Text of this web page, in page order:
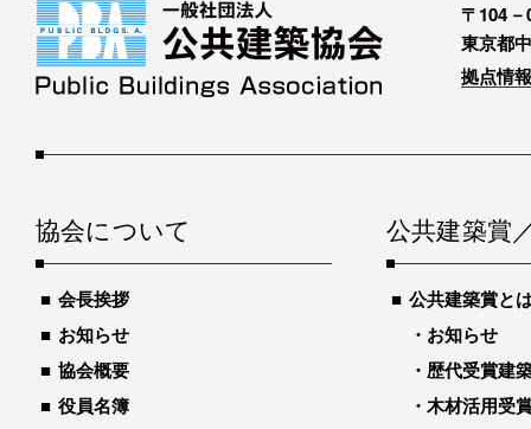
〒104－
東京都
拠点情
協会について
会長挨拶
お知らせ
協会概要
役員名簿
公共建築賞
公共建築賞と
お知らせ
歴代受賞建
木材活用受